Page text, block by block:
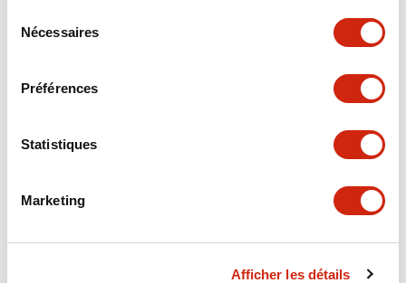
Nécessaires
Préférences
Statistiques
Marketing
Afficher les détails
Spécifications Tout développer+